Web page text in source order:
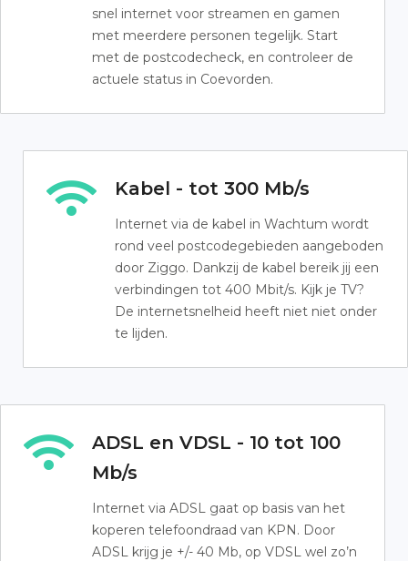
snel internet voor streamen en gamen
met meerdere personen tegelijk. Start
met de postcodecheck, en controleer de
actuele status in Coevorden.
Kabel - tot 300 Mb/s
Internet via de kabel in Wachtum wordt
rond veel postcodegebieden aangeboden
door Ziggo. Dankzij de kabel bereik jij een
verbindingen tot 400 Mbit/s. Kijk je TV?
De internetsnelheid heeft niet niet onder
te lijden.
ADSL en VDSL - 10 tot 100
Mb/s
Internet via ADSL gaat op basis van het
koperen telefoondraad van KPN. Door
ADSL krijg je +/- 40 Mb, op VDSL wel zo’n